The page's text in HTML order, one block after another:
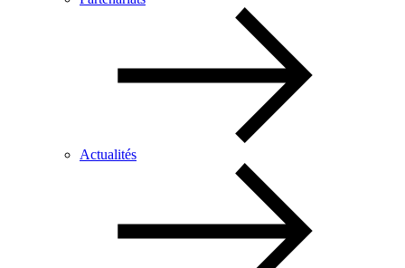
Actualités